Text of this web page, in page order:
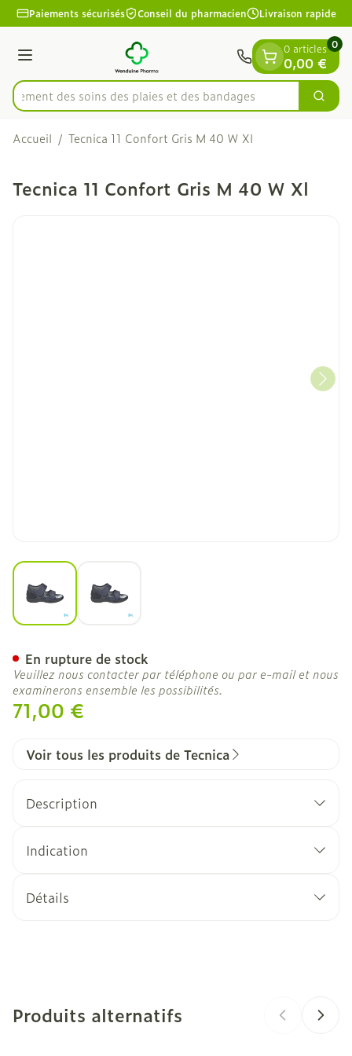
Aller au contenu
1 de 1
Paiements sécurisés Conseil du pharmacien Livraison rapide
Menu
Rechercherdes soins des plaies et des bandages
0 articles
0,00 €
0
Accueil / Tecnica 11 Confort Gris M 40 W Xl
Tecnica 11 Confort Gris M 40 W Xl
View larger image
71,00 €
En rupture de stock
Veuillez nous contacter par téléphone ou par e-mail et nous
examinerons ensemble les possibilités.
Voir tous les produits de Tecnica
Description
Indication
Détails
Marques Tecnica
Produits alternatifs